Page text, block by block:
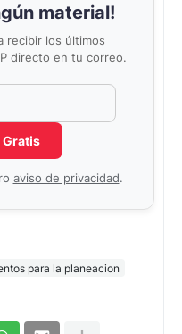
material!
recibir los últimos
directo en tu correo.
completar este campo
aviso de privacidad.
para la planeacion